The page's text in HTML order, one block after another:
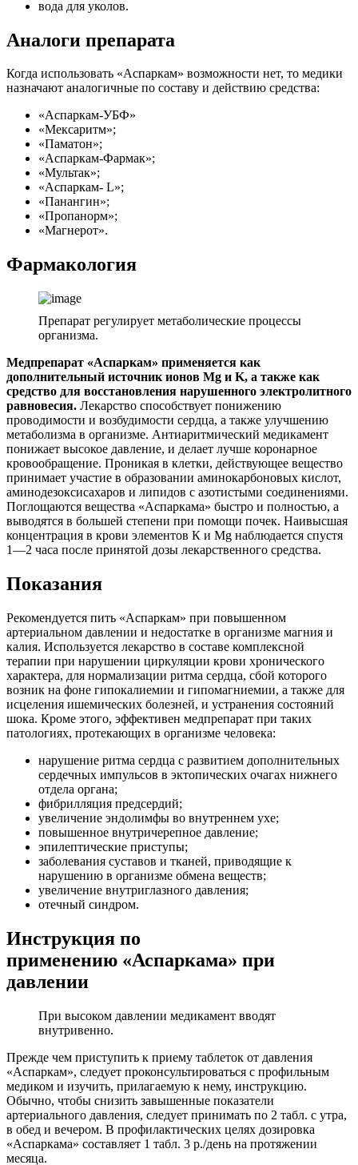
вода для уколов.
Аналоги препарата
Когда использовать «Аспаркам» возможности нет, то медики
назначают аналогичные по составу и действию средства:
«Аспаркам-УБФ»
«Мексаритм»;
«Паматон»;
«Аспаркам-Фармак»;
«Мультак»;
«Аспаркам- L»;
«Панангин»;
«Пропанорм»;
«Магнерот».
Фармакология
Препарат регулирует метаболические процессы
организма.
Медпрепарат «Аспаркам» применяется как
дополнительный источник ионов Mg и K, а также как
средство для восстановления нарушенного электролитного
равновесия. Лекарство способствует понижению
проводимости и возбудимости сердца, а также улучшению
метаболизма в организме. Антиаритмический медикамент
понижает высокое давление, и делает лучше коронарное
кровообращение. Проникая в клетки, действующее вещество
принимает участие в образовании аминокарбоновых кислот,
аминодезоксисахаров и липидов с азотистыми соединениями.
Поглощаются вещества «Аспаркама» быстро и полностью, а
выводятся в большей степени при помощи почек. Наивысшая
концентрация в крови элементов К и Mg наблюдается спустя
1—2 часа после принятой дозы лекарственного средства.
Показания
Рекомендуется пить «Аспаркам» при повышенном
артериальном давлении и недостатке в организме магния и
калия. Используется лекарство в составе комплексной
терапии при нарушении циркуляции крови хронического
характера, для нормализации ритма сердца, сбой которого
возник на фоне гипокалиемии и гипомагниемии, а также для
исцеления ишемических болезней, и устранения состояний
шока. Кроме этого, эффективен медпрепарат при таких
патологиях, протекающих в организме человека:
нарушение ритма сердца с развитием дополнительных
сердечных импульсов в эктопических очагах нижнего
отдела органа;
фибрилляция предсердий;
увеличение эндолимфы во внутреннем ухе;
повышенное внутричерепное давление;
эпилептические приступы;
заболевания суставов и тканей, приводящие к
нарушению в организме обмена веществ;
увеличение внутриглазного давления;
отечный синдром.
Инструкция по
применению «Аспаркама» при
давлении
При высоком давлении медикамент вводят
внутривенно.
Прежде чем приступить к приему таблеток от давления
«Аспаркам», следует проконсультироваться с профильным
медиком и изучить, прилагаемую к нему, инструкцию.
Обычно, чтобы снизить завышенные показатели
артериального давления, следует принимать по 2 табл. с утра,
в обед и вечером. В профилактических целях дозировка
«Аспаркама» составляет 1 табл. 3 р./день на протяжении
месяца.